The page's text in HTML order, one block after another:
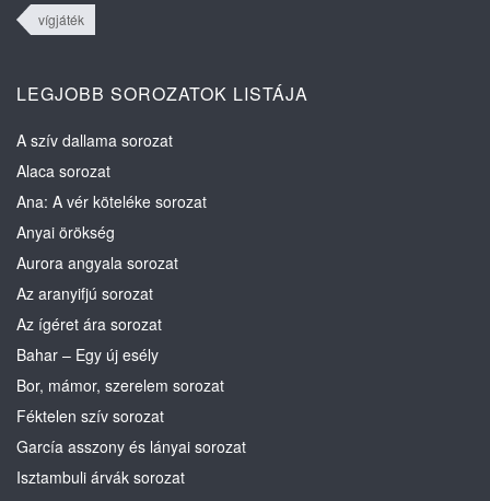
vígjáték
LEGJOBB SOROZATOK LISTÁJA
A szív dallama sorozat
Alaca sorozat
Ana: A vér köteléke sorozat
Anyai örökség
Aurora angyala sorozat
Az aranyifjú sorozat
Az ígéret ára sorozat
Bahar – Egy új esély
Bor, mámor, szerelem sorozat
Féktelen szív sorozat
García asszony és lányai sorozat
Isztambuli árvák sorozat